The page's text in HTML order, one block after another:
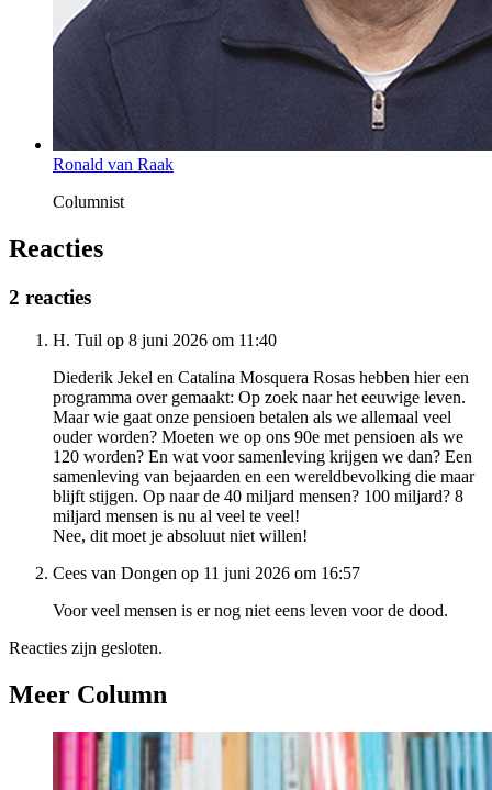
Ronald van Raak
Columnist
Reacties
2 reacties
H. Tuil op 8 juni 2026 om 11:40
Diederik Jekel en Catalina Mosquera Rosas hebben hier een
programma over gemaakt: Op zoek naar het eeuwige leven.
Maar wie gaat onze pensioen betalen als we allemaal veel
ouder worden? Moeten we op ons 90e met pensioen als we
120 worden? En wat voor samenleving krijgen we dan? Een
samenleving van bejaarden en een wereldbevolking die maar
blijft stijgen. Op naar de 40 miljard mensen? 100 miljard? 8
miljard mensen is nu al veel te veel!
Nee, dit moet je absoluut niet willen!
Cees van Dongen op 11 juni 2026 om 16:57
Voor veel mensen is er nog niet eens leven voor de dood.
Reacties zijn gesloten.
Meer Column